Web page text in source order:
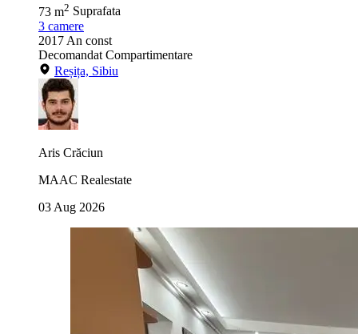
73 m2 Suprafata
3 camere
2017 An const
Decomandat Compartimentare
Reșița, Sibiu
Aris Crăciun
MAAC Realestate
03 Aug 2026